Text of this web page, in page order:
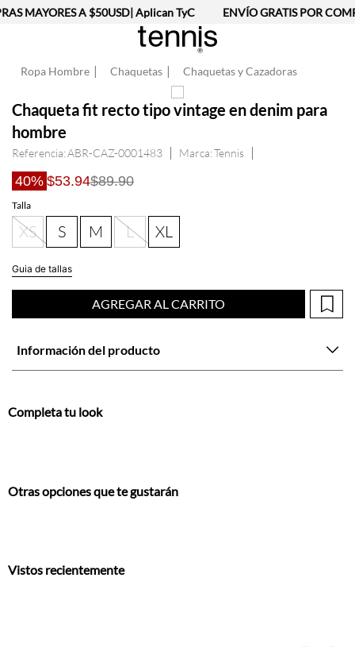
MAYORES A $50USD| Aplican TyC ENVÍO GRATIS POR
Ropa Hombre Chaquetas Chaquetas y Cazadoras
Chaqueta fit recto tipo vintage en denim para
hombre
Referencia:ABR-CAZ-0001483 Tennis
40% $53.94$89.90
Talla
XS S M L XL
Guia de tallas
AGREGAR AL CARRITO
Información del producto
Completa tu look
Otras opciones que te gustarán
Vistos recientemente